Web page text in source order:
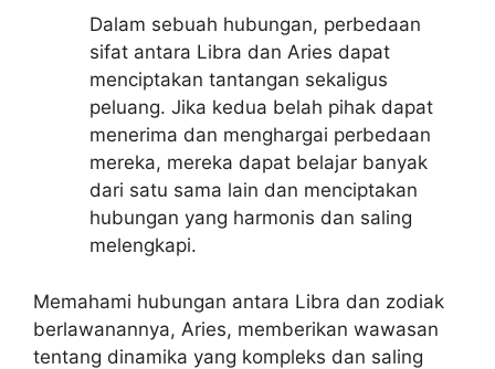
Dalam sebuah hubungan, perbedaan
sifat antara Libra dan Aries dapat
menciptakan tantangan sekaligus
peluang. Jika kedua belah pihak dapat
menerima dan menghargai perbedaan
mereka, mereka dapat belajar banyak
dari satu sama lain dan menciptakan
hubungan yang harmonis dan saling
melengkapi.
Memahami hubungan antara Libra dan zodiak
berlawanannya, Aries, memberikan wawasan
tentang dinamika yang kompleks dan saling